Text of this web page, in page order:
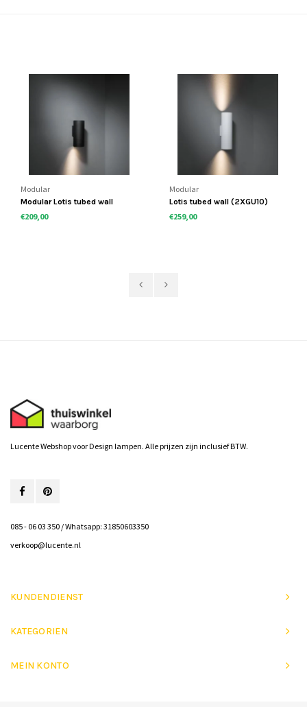
Modular
Modular Lotis tubed wall
1XGU10
€209,00
Modular
Lotis tubed wall (2XGU10)
€259,00
Lucente Webshop voor Design lampen. Alle prijzen zijn inclusief BTW.
085 - 06 03 350 / Whatsapp: 31850603350
verkoop@lucente.nl
KUNDENDIENST
KATEGORIEN
MEIN KONTO